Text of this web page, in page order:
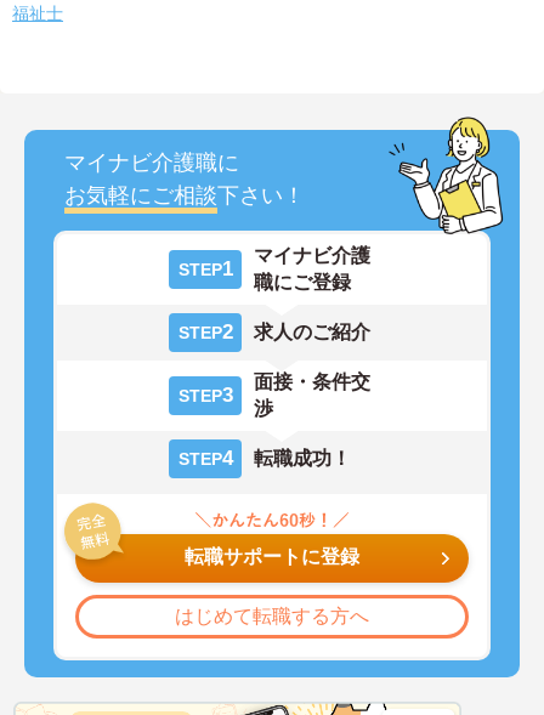
福祉士
マイナビ介護職に
お気軽にご相談下さい！
STEP1
マイナビ介護
職にご登録
STEP2 求人のご紹介
STEP3
面接・条件交
渉
STEP4 転職成功！
転職サポートに登録
はじめて転職する方へ